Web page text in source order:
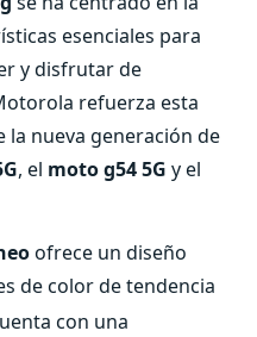
esenciales para
y disfrutar de
refuerza esta
la nueva generación de
, el moto g54 5G y el
ofrece un diseño
de color de tendencia
con una